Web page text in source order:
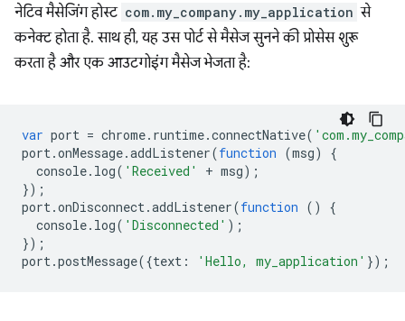
नेटिव मैसेजिंग होस्ट com.my_company.my_application से
कनेक्ट होता है. साथ ही, यह उस पोर्ट से मैसेज सुनने की प्रोसेस शुरू
करता है और एक आउटगोइंग मैसेज भेजता है:
var port = chrome. runtime.connectNative(
port.onMessage.addListener(function (msg)
{
console. log( 'Received' + msg);
});
port.onDisconnect.addListener(function ()
{
console. log( 'Disconnected' );
});
port.postMessage({text : 'Hello, my_application' });